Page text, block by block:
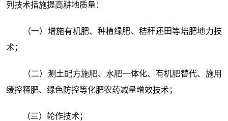
列技术措施提高耕地质量：
（一）增施有机肥、种植绿肥、秸秆还田等培肥地力技
术；
（二）测土配方施肥、水肥一体化、有机肥替代、施用
缓控释肥、绿色防控等化肥农药减量增效技术；
（三）轮作技术；